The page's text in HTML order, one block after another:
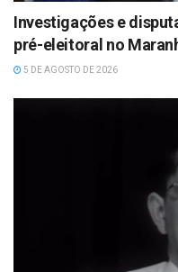
Investigações e
pré-eleitoral no
5 DE AGOSTO DE 2026